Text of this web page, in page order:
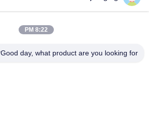
حولنا
اتصل بنا
8:22 PM
Good day, what product are you looking for?